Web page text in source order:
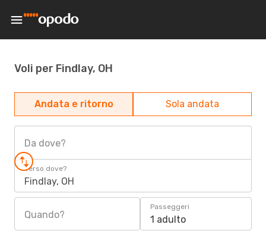
Voli per Findlay, OH
Andata e ritorno Sola andata
Da dove?
Verso dove?
Findlay, OH
Quando?
Passeggeri
1 adulto